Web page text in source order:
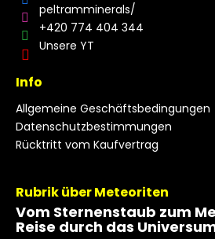
peltramminerals/
+420 774 404 344
Unsere YT
Info
Allgemeine Geschäftsbedingungen
Datenschutzbestimmungen
Rücktritt vom Kaufvertrag
Rubrik über Meteoriten
Vom Sternenstaub zum
Reise durch das